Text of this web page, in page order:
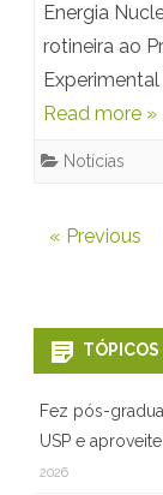
Energia
rotineira ao
Read more »
Notícias
Navegação
« Previous
Fez pós-
USP e
2026